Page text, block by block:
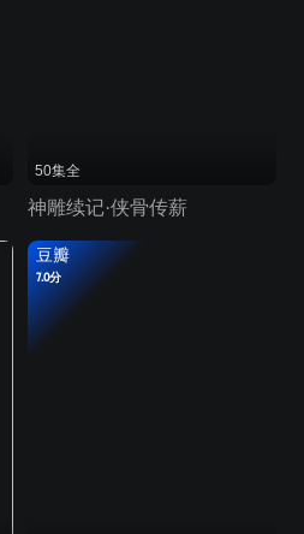
50集全
神雕续记·侠骨传薪
豆瓣
7.0分